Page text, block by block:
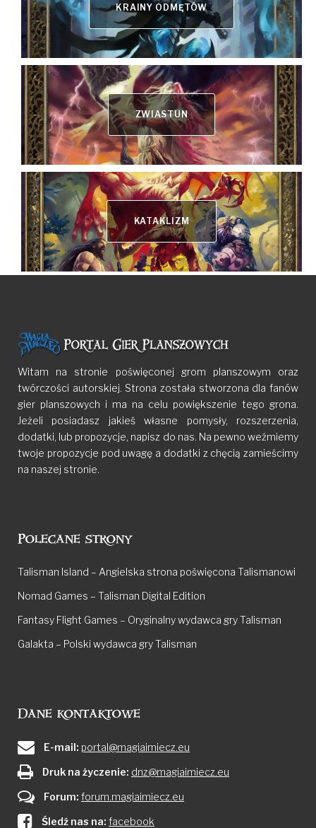
KRAINY ODMĘTÓW
ZWIASTUN
KATAKLIZM
Witam na stronie poświęconej grom planszowym oraz
twórczości autorskiej. Strona została stworzona dla fanów
gier planszowych i ma na celu powiększenie tego grona.
Jeżeli posiadasz jakieś własne pomysły, rozszerzenia,
dodatki, lub propozycje, napisz do nas. Na pewno weźmiemy
twoje propozycje pod uwagę a dodatki z chęcią zamieścimy
na naszej stronie.
Polecane strony
Talisman Island – Angielska strona poświęcona Talismanowi
Nomad Games – Talisman Digital Edition
Fantasy Flight Games – Oryginalny wydawca gry Talisman
Galakta – Polski wydawca gry Talisman
Dane kontaktowe
E-mail: portal@magiaimiecz.eu
Druk na życzenie: dnz@magiaimiecz.eu
Forum: forum.magiaimiecz.eu
Śledź nas na: facebook